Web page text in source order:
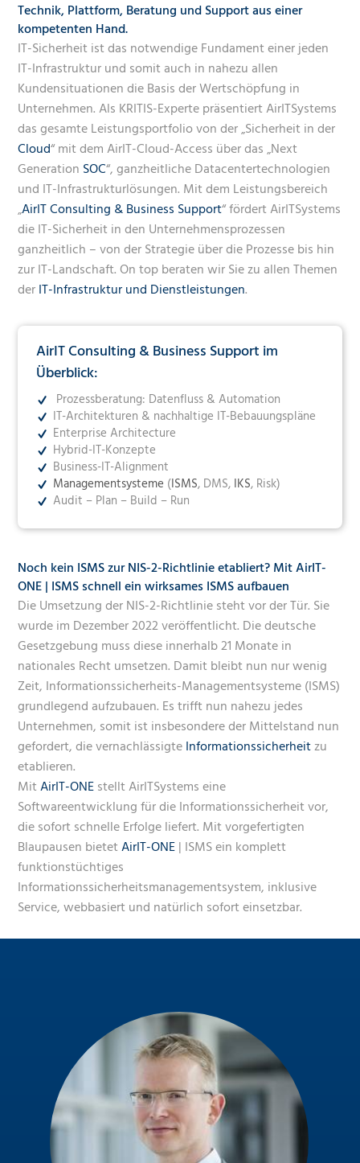
Technik, Plattform, Beratung und Support aus einer
kompetenten Hand.
IT-Sicherheit ist das notwendige Fundament einer jeden
IT-Infrastruktur und somit auch in nahezu allen
Kundensituationen die Basis der Wertschöpfung in
Unternehmen. Als KRITIS-Experte präsentiert AirITSystems
das gesamte Leistungsportfolio von der „Sicherheit in der
Cloud“ mit dem AirIT-Cloud-Access über das „Next
Generation SOC“, ganzheitliche Datacentertechnologien
und IT-Infrastrukturlösungen. Mit dem Leistungsbereich
„AirIT Consulting & Business Support“ fördert AirITSystems
die IT-Sicherheit in den Unternehmensprozessen
ganzheitlich – von der Strategie über die Prozesse bis hin
zur IT-Landschaft. On top beraten wir Sie zu allen Themen
derIT-Infrastruktur und Dienstleistungen.
AirIT Consulting & Business Support im
Überblick:
Prozessberatung: Datenfluss & Automation
IT-Architekturen & nachhaltige IT-Bebauungspläne
Enterprise Architecture
Hybrid-IT-Konzepte
Business-IT-Alignment
Managementsysteme (ISMS, DMS, IKS, Risk)
Audit – Plan – Build – Run
Noch kein ISMS zur NIS-2-Richtlinie etabliert? Mit AirIT-
ONE | ISMS schnell ein wirksames ISMS aufbauen
Die Umsetzung der NIS-2-Richtlinie steht vor der Tür. Sie
wurde im Dezember 2022 veröffentlicht. Die deutsche
Gesetzgebung muss diese innerhalb 21 Monate in
nationales Recht umsetzen. Damit bleibt nun nur wenig
Zeit, Informationssicherheits-Managementsysteme (ISMS)
grundlegend aufzubauen. Es trifft nun nahezu jedes
Unternehmen, somit ist insbesondere der Mittelstand nun
gefordert, die vernachlässigteInformationssicherheitzu
etablieren.
MitAirIT-ONEstellt AirITSystems eine
Softwareentwicklung für die Informationssicherheit vor,
die sofort schnelle Erfolge liefert. Mit vorgefertigten
Blaupausen bietetAirIT-ONE| ISMS ein komplett
funktionstüchtiges
Informationssicherheitsmanagementsystem, inklusive
Service, webbasiert und natürlich sofort einsetzbar.